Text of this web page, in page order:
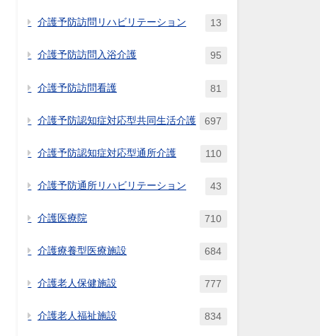
介護予防訪問リハビリテーション 13
介護予防訪問入浴介護 95
介護予防訪問看護 81
介護予防認知症対応型共同生活介護 697
介護予防認知症対応型通所介護 110
介護予防通所リハビリテーション 43
介護医療院 710
介護療養型医療施設 684
介護老人保健施設 777
介護老人福祉施設 834